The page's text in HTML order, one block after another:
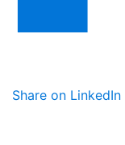
Share on LinkedIn